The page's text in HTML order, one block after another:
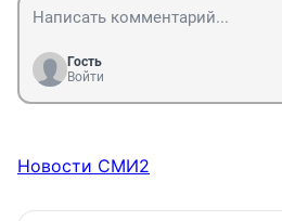
Гость
Войти
Новости СМИ2